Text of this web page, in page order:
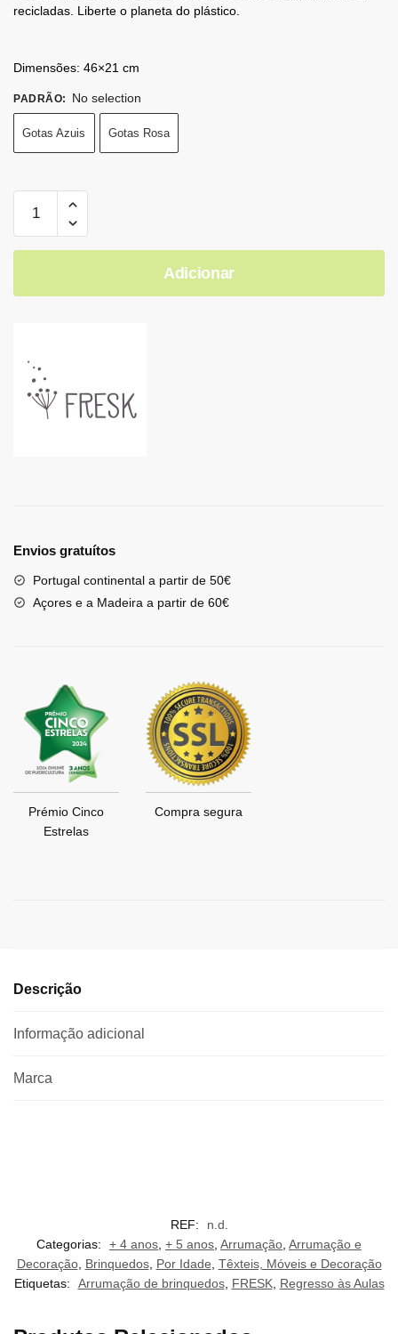
recicladas. Liberte o planeta do plástico.
Dimensões: 46×21 cm
PADRÃO: No selection
Gotas Azuis Gotas Rosa
Adicionar
Envios gratuítos
Portugal continental a partir de 50€
Açores e a Madeira a partir de 60€
Prémio Cinco
Estrelas
Compra segura
Descrição
Informação adicional
Marca
REF:
n.d.
Categorias:
+ 4 anos, + 5 anos, Arrumação, Arrumação e
Decoração, Brinquedos, Por Idade, Têxteis, Móveis e Decoração
Etiquetas:
Arrumação de brinquedos, FRESK, Regresso às Aulas